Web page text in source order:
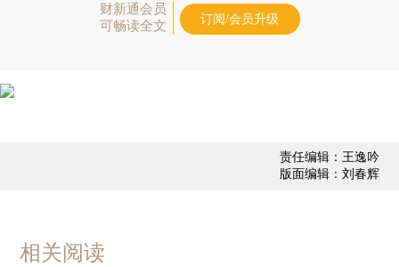
财新通会员
可畅读全文
订阅/会员升级
责任编辑：王逸吟
版面编辑：刘春辉
相关阅读